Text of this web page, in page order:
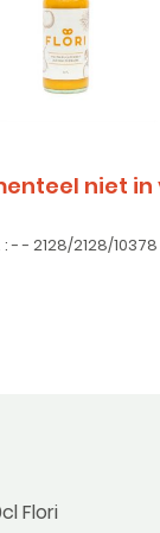
niet
: - - 2128/2128/10378
Flori